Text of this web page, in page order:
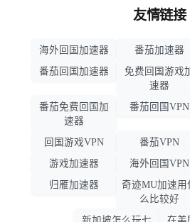
友情链接
海外回国加速器 番茄加速器
番茄回国加速器
免费回国游戏
速器
番茄免费回国加
速器
番茄回国VPN
回国游戏VPN 番茄VPN
游戏加速器
海外回国VPN
归雁加速器
奇迹MU加速用
么比较好